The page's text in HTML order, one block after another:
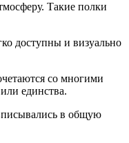
Такие полки
доступны и визуально
со многими
единства.
в общую